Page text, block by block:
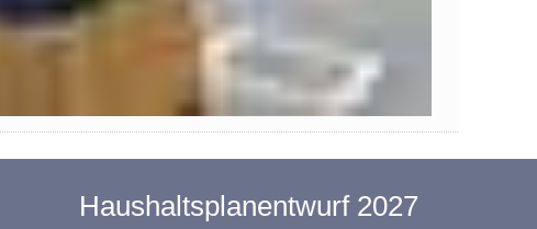
Haushaltsplanentwurf 2027